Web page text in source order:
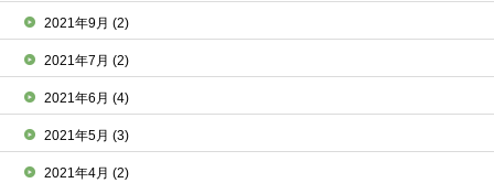
2021年9月(2)
2021年7月(2)
2021年6月(4)
2021年5月(3)
2021年4月(2)